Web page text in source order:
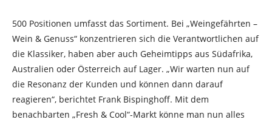
500 Positionen umfasst das Sortiment. Bei „Weingefährten –
Wein & Genuss“ konzentrieren sich die Verantwortlichen auf
die Klassiker, haben aber auch Geheimtipps aus Südafrika,
Australien oder Österreich auf Lager. „Wir warten nun auf
die Resonanz der Kunden und können dann darauf
reagieren“, berichtet Frank Bispinghoff. Mit dem
benachbarten „Fresh & Cool“-Markt könne man nun alles